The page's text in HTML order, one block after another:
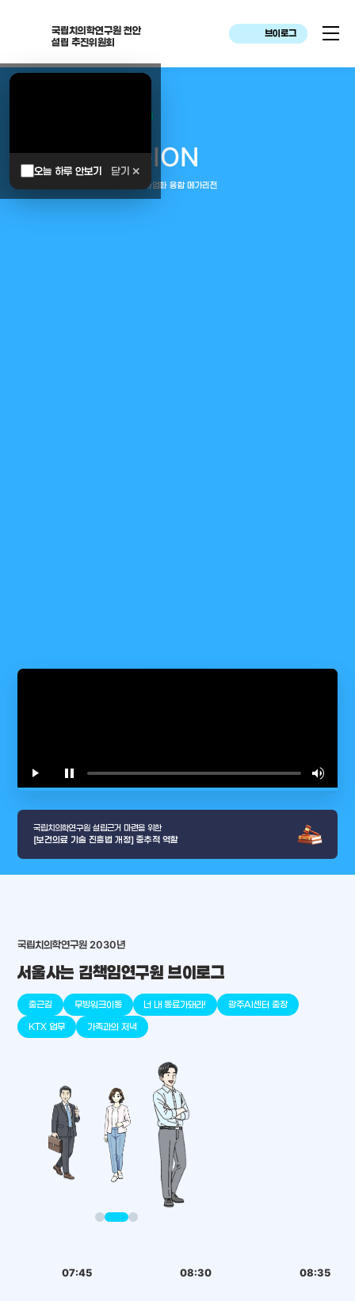
국립치의학연구원 천안
설립 추진위원회
브이로그
오늘 하루 안보기 닫기 ✕
대한민국은 두번이나 약속하였습니다.
MEGAREGION
중부권 전체를 잇는 연구–임상–평가–사업화 융합 메가리전
충청남도place
천안
place
세종
place
판교
place
오송
place
대덕
place
원주
play_arrow pause volume_up
국립치의학연구원 설립근거 마련을 위한
[보건의료 기술 진흥법 개정] 중추적 역할
국립치의학연구원 2030년
서울사는 김책임연구원 브이로그
출근길 무빙워크이동 너 내 동료가돼라! 광주AI센터 출장
KTX 업무 가족과의 저녁
07:45 08:30 08:35